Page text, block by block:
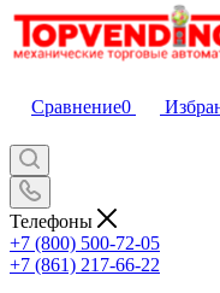
Сравнение0
Телефоны
+7 (800) 500-72-05
+7 (861) 217-66-22